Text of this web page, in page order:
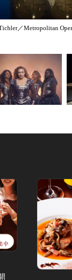
／Metropolitan